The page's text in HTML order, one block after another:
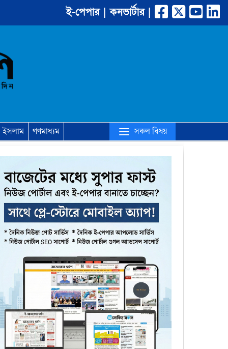
ই-পেপার |
(current) কনভার্টার |
ইসলাম গণমাধ্যম সকল বিষয়